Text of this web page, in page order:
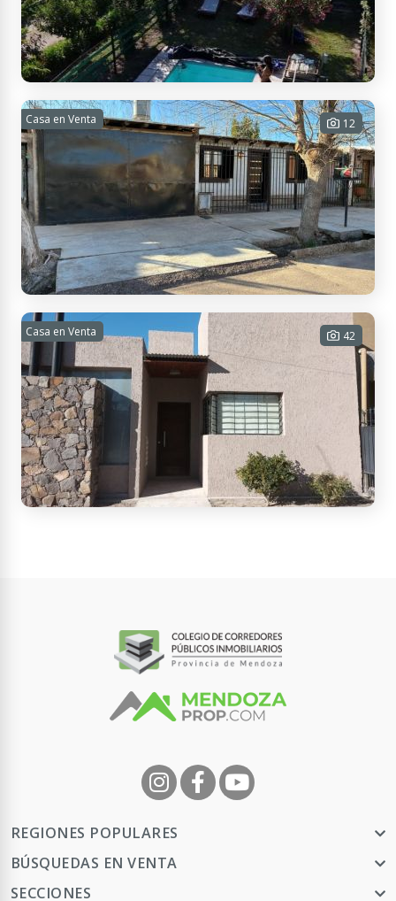
USD 80.000 Contactar
Calle Suarez. El Tunduque, M5567 La Consulta, Mendoza, Argentina
CASA QUINTA EN VENTA!!
3 habitaciones - 2 baños - 1 cochera
- 136 m² Cub. - 2377 m² Tot.
USD
180.000
APTO
CRÉDITO
Contactar
Casa en Venta 12
RP92 501, M5565 Vista Flores, Mendoza, Argentina
CASA EN VENTA!!
3 habitaciones - 1 baño - 1 cochera -
95 m² Cub. - 220 m² Tot.
USD
65.000
APTO
CRÉDITO
Contactar
Casa en Venta 42
180.000
CRÉDITO
REGIONES POPULARES
BÚSQUEDAS EN VENTA
SECCIONES